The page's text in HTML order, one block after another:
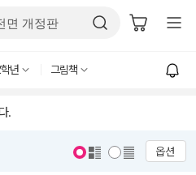
년 그림책
.
옵션